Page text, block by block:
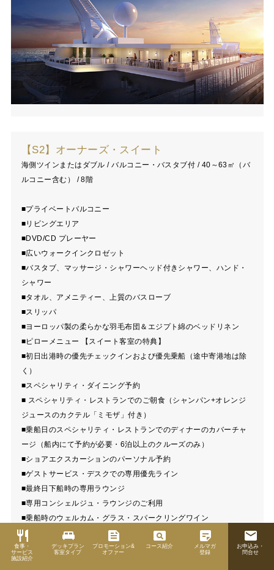
restaurant
食事・
サービス
施設紹介
king_bed
デッキプラン
客室タイプ
feed
プロモーション&
オファー
pageview
コース紹介
sticky_note_2
メルマガ
登録
email
お申込み・
問合せ
【S2】オーナーズ・スイート
海側ツインまたはダブル / バルコニー・バスタブ付 / 40～63㎡（バ
ルコニー含む） / 8階
■プライベートバルコニー
■リビングエリア
■DVD/CD プレーヤー
■広いウォークインクロゼット
■バスタブ、マッサージ・シャワーヘッド付きシャワー、ハンド・
シャワー
■タオル、アメニティー、上質のバスローブ
■スリッパ
■ヨーロッパ製の柔らかな羽毛布団＆エジプト綿のベッドリネン
■ピローメニュー 【スイート客室の特典】
■初日出港時の優先チェックインおよび優先乗船（途中寄港地は除
く）
■スペシャリティ・ダイニング予約
■ スペシャリティ・レストランでのご朝食（シャンパン+オレンジ
ジュースのカクテル「ミモザ」付き）
■乗船日のスペシャリティ・レストランでのディナーのカバーチャ
ージ（船内にて予約が必要・6泊以上のクルーズのみ）
■ショアエクスカーションのパーソナル予約
■ゲストサービス・デスクでの専用優先ライン
■最終日下船時の専用ラウンジ
■専用コンシェルジュ・ラウンジのご利用
■乗船時のウェルカム・グラス・スパークリングワイン
■ミニバー
■無料のクリーニングサービス（セルフランドリーは除く）
■無料靴みがきサービス